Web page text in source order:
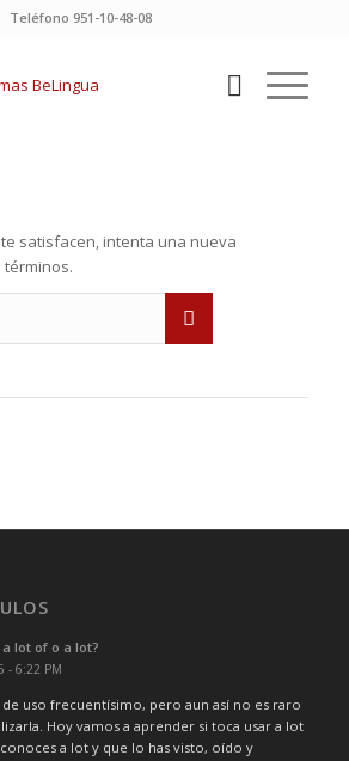
Teléfono 951-10-48-08
satisfacen, intenta una nueva
lot of o a lot?
- 6:22 PM
uso frecuentísimo, pero aun así no es raro
Hoy vamos a aprender si toca usar a lot
a lot y que lo has visto, oído y